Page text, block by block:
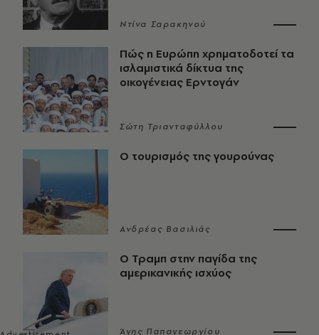
Ντίνα Σαρακηνού
Πώς η Ευρώπη χρηματοδοτεί τα
ισλαμιστικά δίκτυα της
οικογένειας Ερντογάν
Σώτη Τριανταφύλλου
Ο τουρισμός της γουρούνας
Ανδρέας Βασιλιάς
Ο Τραμπ στην παγίδα της
αμερικανικής ισχύος
Άγης Παπαγεωργίου